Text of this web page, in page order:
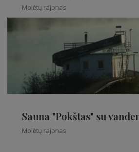
Molėtų rajonas
Sauna "Pokštas" su
Molėtų rajonas